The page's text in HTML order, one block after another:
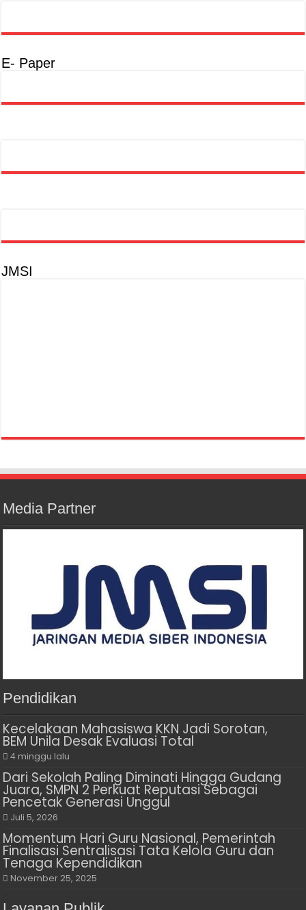
E- Paper
JMSI
Media Partner
Pendidikan
Kecelakaan Mahasiswa KKN Jadi Sorotan,
BEM Unila Desak Evaluasi Total
4 minggu lalu
Dari Sekolah Paling Diminati Hingga Gudang
Juara, SMPN 2 Perkuat Reputasi Sebagai
Pencetak Generasi Unggul
Juli 5, 2026
Momentum Hari Guru Nasional, Pemerintah
Finalisasi Sentralisasi Tata Kelola Guru dan
Tenaga Kependidikan
November 25, 2025